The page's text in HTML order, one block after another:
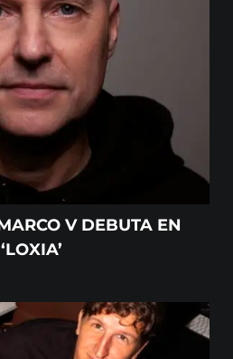
V DEBUTA EN